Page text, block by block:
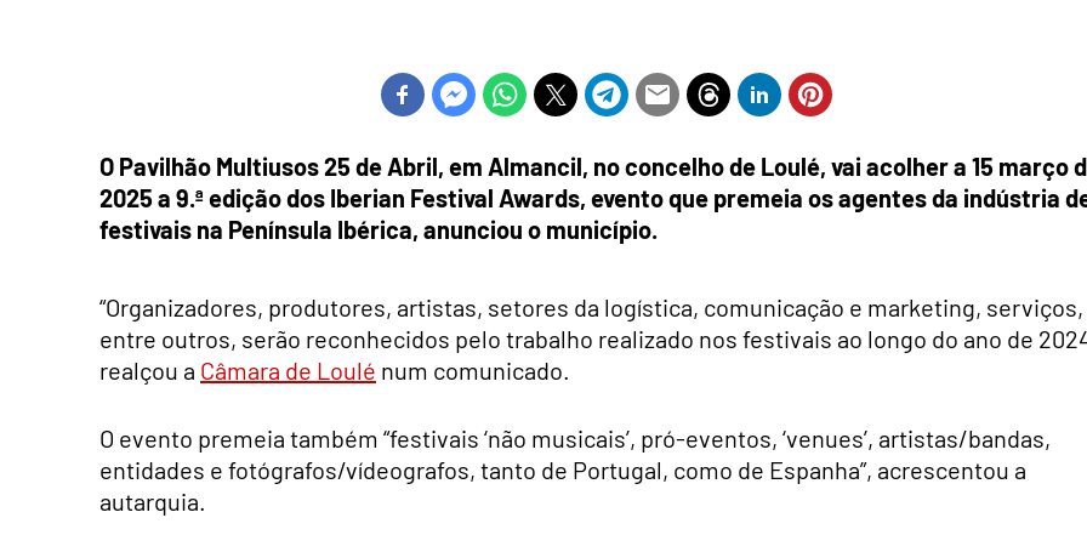
O Pavilhão Multiusos 25 de Abril, em Almancil, no concelho de Loulé, vai acolher a 15 março
2025 a 9.ª edição dos Iberian Festival Awards, evento que premeia os agentes da indústria
festivais na Península Ibérica, anunciou o município.
“Organizadores, produtores, artistas, setores da logística, comunicação e marketing, serviços,
entre outros, serão reconhecidos pelo trabalho realizado nos festivais ao longo do ano de
realçou a Câmara de Loulé num comunicado.
O evento premeia também “festivais ‘não musicais’, pró-eventos, ‘venues’, artistas/bandas,
entidades e fotógrafos/vídeografos, tanto de Portugal, como de Espanha”, acrescentou a
autarquia.